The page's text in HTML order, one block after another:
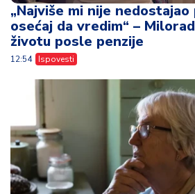
„Najviše mi nije nedostajao
osećaj da vredim“ –
životu posle penzije
12:54 Ispovesti